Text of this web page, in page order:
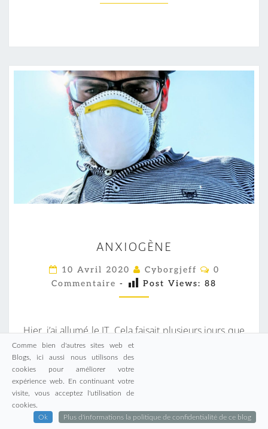
N
X
I
O
È
ANXIOGÈNE
10 Avril 2020 Cyborgjeff
C
O
M
A
0
Commentaire - Post Views: 88
Hier, j’ai allumé le JT. Cela faisait plusieurs jours que
je ne l’avais plus écouté. Cela faisait plusieurs jours
que mon téléphone ne me donnait plus les courbes
de la crise du COVID19. Je m’étais dit qu’il était
peut-être nécessaire que je sorte un peu de ma
bulle de sécurité et écouter comment va le monde.
Comme bien d'autres sites web et
Blogs, ici aussi nous utilisons des
cookies pour améliorer votre
expérience web. En continuant votre
visite, vous acceptez l'utilisation de
cookies.
Ok
Plus d'informations la politique de confidentialité de ce blog